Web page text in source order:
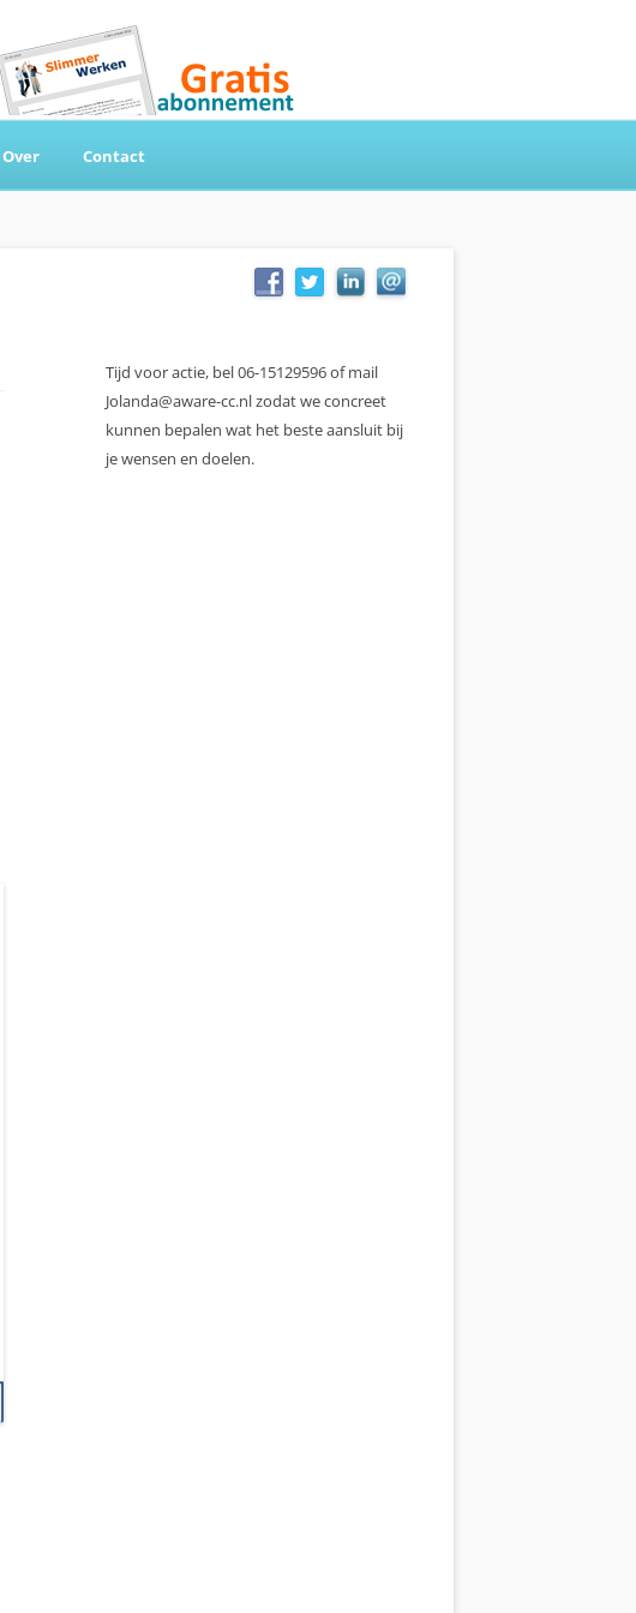
Over Contact
Tijd voor actie, bel 06-15129596 of mail
Jolanda@aware-cc.nl zodat we concreet
kunnen bepalen wat het beste aansluit bij
je wensen en doelen.